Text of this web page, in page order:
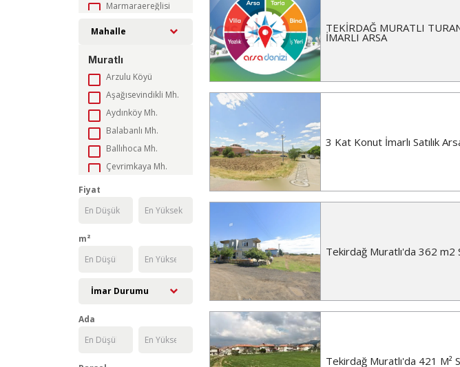
Marmaraereğlisi
Şarköy
Süleymanpaşa
Mahalle
Muratlı
Arzulu Köyü
Aşağısevindikli Mh.
Aydınköy Mh.
Balabanlı Mh.
Ballıhoca Mh.
Çevrimkaya Mh.
İstiklal - Kurtpınar OSB
Kepenekli Köyü
Müsellim Mh.
Fiyat
m²
İmar Durumu
Ada
TEKİRDAĞ MURATLI
İMARLI ARSA
3 Kat Konut İmarlı Satılık
Tekirdağ Muratlı'da 362 m2
Tekirdağ Muratlı'da 421 M²